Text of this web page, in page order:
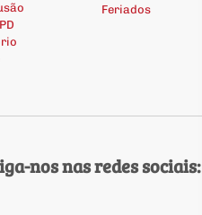
Feriados
nos nas redes sociais: